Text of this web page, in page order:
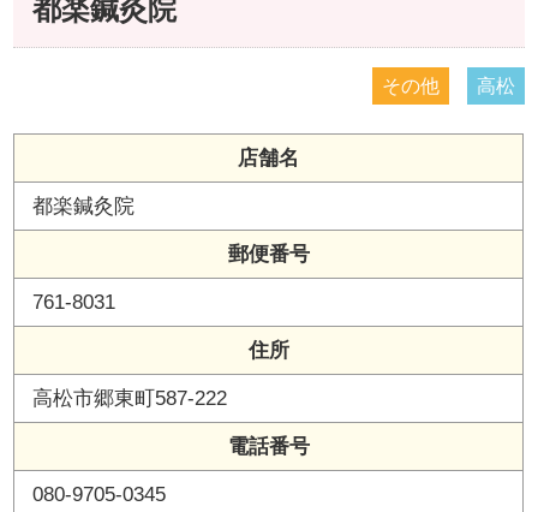
都楽鍼灸院
その他 高松
店舗名
都楽鍼灸院
郵便番号
761-8031
住所
高松市郷東町587-222
電話番号
080-9705-0345